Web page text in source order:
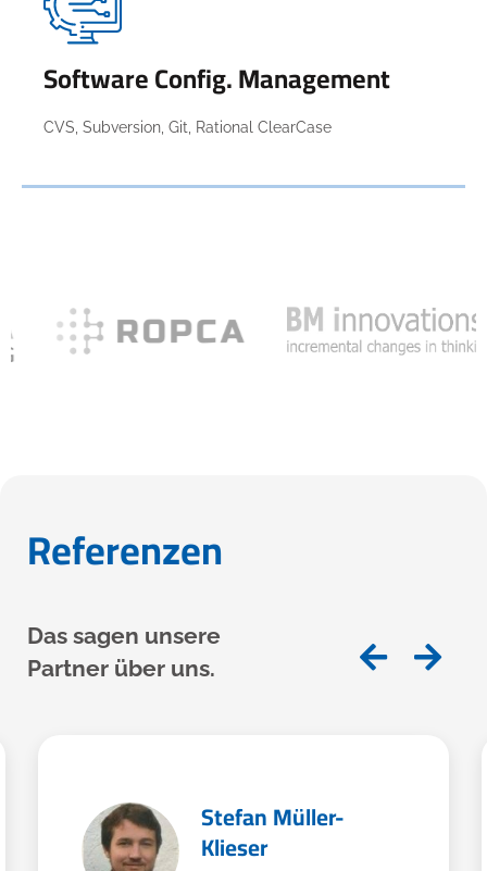
Software Config. Management
CVS, Subversion, Git, Rational ClearCase
Stefan Müller-
Klieser
Referenzen
Das sagen unsere
Partner über uns.